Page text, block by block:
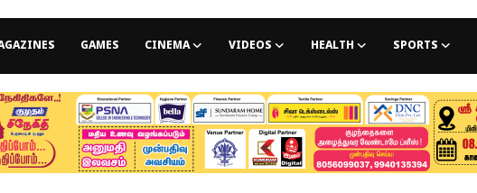
GAMES CINEMA VIDEOS HEALTH SPORTS